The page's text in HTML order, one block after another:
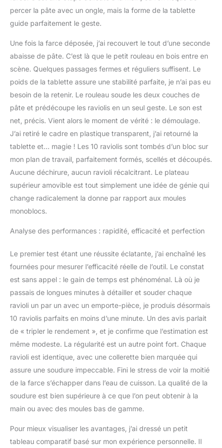
percer la pâte avec un ongle, mais la forme de la tablette
guide parfaitement le geste.
Une fois la farce déposée, j’ai recouvert le tout d’une seconde
abaisse de pâte. C’est là que le petit rouleau en bois entre en
scène. Quelques passages fermes et réguliers suffisent. Le
poids de la tablette assure une stabilité parfaite, je n’ai pas eu
besoin de la retenir. Le rouleau soude les deux couches de
pâte et prédécoupe les raviolis en un seul geste. Le son est
net, précis. Vient alors le moment de vérité : le démoulage.
J’ai retiré le cadre en plastique transparent, j’ai retourné la
tablette et… magie ! Les 10 raviolis sont tombés d’un bloc sur
mon plan de travail, parfaitement formés, scellés et découpés.
Aucune déchirure, aucun ravioli récalcitrant. Le plateau
supérieur amovible est tout simplement une idée de génie qui
change radicalement la donne par rapport aux moules
monoblocs.
Analyse des performances : rapidité, efficacité et perfection
Le premier test étant une réussite éclatante, j’ai enchaîné les
fournées pour mesurer l’efficacité réelle de l’outil. Le constat
est sans appel : le gain de temps est phénoménal. Là où je
passais de longues minutes à détailler et souder chaque
ravioli un par un avec un emporte-pièce, je produis désormais
10 raviolis parfaits en moins d’une minute. Un des avis parlait
de « tripler le rendement », et je confirme que l’estimation est
même modeste. La régularité est un autre point fort. Chaque
ravioli est identique, avec une collerette bien marquée qui
assure une soudure impeccable. Fini le stress de voir la moitié
de la farce s’échapper dans l’eau de cuisson. La qualité de la
soudure est bien supérieure à ce que l’on peut obtenir à la
main ou avec des moules bas de gamme.
Pour mieux visualiser les avantages, j’ai dressé un petit
tableau comparatif basé sur mon expérience personnelle. Il